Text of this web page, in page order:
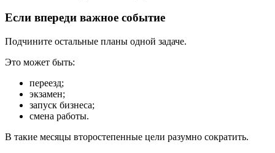
Если впереди важное событие
Подчините остальные планы одной задаче.
Это может быть:
переезд;
экзамен;
запуск бизнеса;
смена работы.
В такие месяцы второстепенные цели разумно сократить.